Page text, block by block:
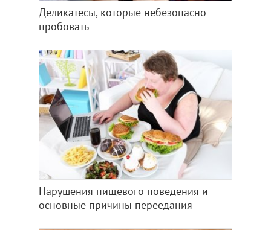
Деликатесы, которые небезопасно
пробовать
Нарушения пищевого поведения и
основные причины переедания